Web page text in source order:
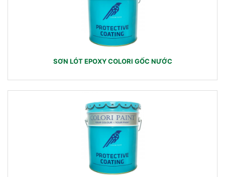
SƠN LÓT EPOXY COLORI GỐC NƯỚC